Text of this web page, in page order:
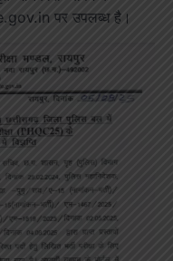
पर उपलब्ध है।